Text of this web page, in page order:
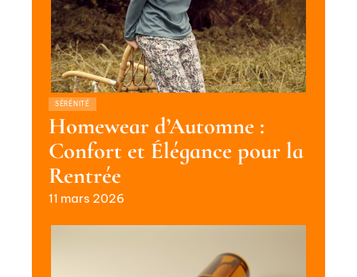
SÉRÉNITÉ
Homewear d’Automne :
Confort et Élégance pour la
Rentrée
11 mars 2026